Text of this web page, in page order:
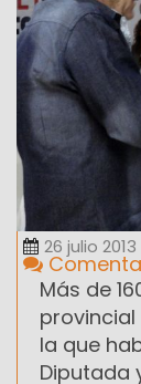
26 julio 2013
Más de
la que
Diputada